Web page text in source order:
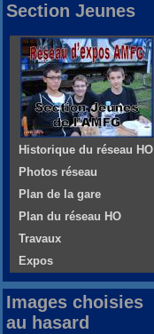
Section Jeunes
Historique du réseau HO
Photos réseau
Plan de la gare
Plan du réseau HO
Travaux
Expos
Images choisies
au hasard